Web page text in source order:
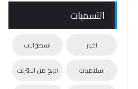
التسميات
اخبار اسطوانات
اسلاميات الربح من الانترنت